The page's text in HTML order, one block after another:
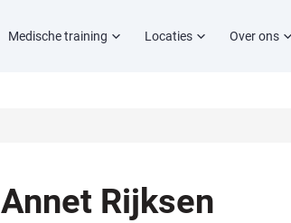
Medische training Locaties Over ons
Annet Rijksen